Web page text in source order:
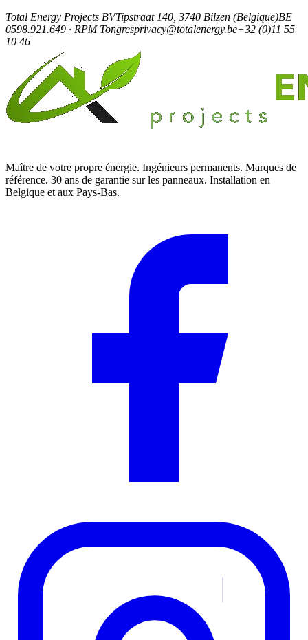
Total Energy Projects BVTipstraat 140, 3740 Bilzen (Belgique)BE
0598.921.649 · RPM Tongresprivacy@totalenergy.be+32 (0)11 55
10 46
Maître de votre propre énergie. Ingénieurs permanents. Marques de
référence. 30 ans de garantie sur les panneaux. Installation en
Belgique et aux Pays-Bas.